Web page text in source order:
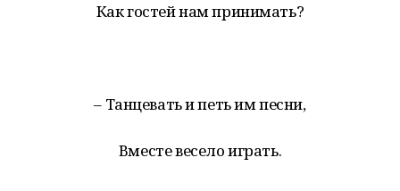
Как гостей нам принимать?
– Танцевать и петь им песни,
Вместе весело играть.